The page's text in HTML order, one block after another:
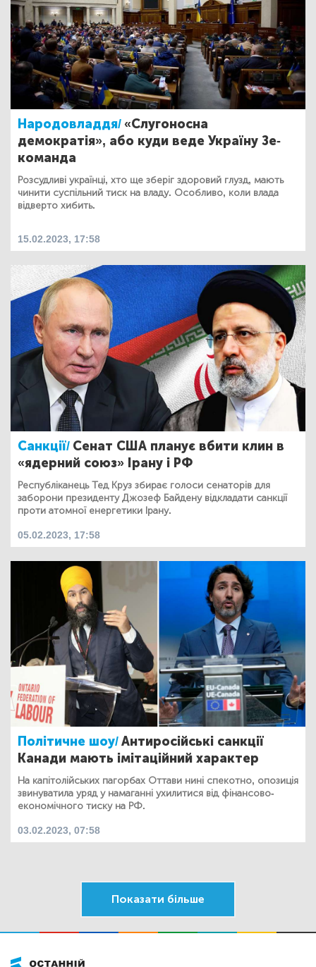
Народовладдя/«Слугоносна
демократія», або куди веде Україну Зе-
команда
Розсудливі українці, хто ще зберіг здоровий глузд, мають
чинити суспільний тиск на владу. Особливо, коли влада
відверто хибить.
15.02.2023, 17:58
Санкції/ Сенат США планує вбити клин в
«ядерний союз» Ірану і РФ
Республіканець Тед Круз збирає голоси сенаторів для
заборони президенту Джозеф Байдену відкладати санкції
проти атомної енергетики Ірану.
05.02.2023, 17:58
Політичне шоу/Антиросійські санкції
Канади мають імітаційний характер
На капітолійських пагорбах Оттави нині спекотно, опозиція
звинуватила уряд у намаганні ухилитися від фінансово-
економічного тиску на РФ.
03.02.2023, 07:58
Показати більше